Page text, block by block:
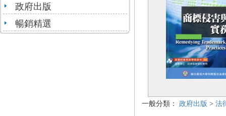
政府出版
暢銷精選
一般分類： 政府出版 > 法